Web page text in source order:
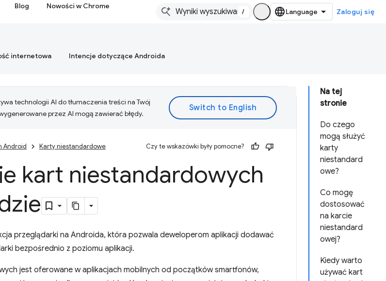
Blog Nowości w Chrome
/ Zaloguj się
internetowa Intencje dotyczące Androida
Na tej
stronie
Do czego
mogą służyć
karty
niestandard
owe?
Co mogę
dostosować
na karcie
niestandard
owej?
Kiedy warto
używać kart
technologii AI do tłumaczenia treści na Twój
przez AI mogą zawierać błędy.
Android Karty niestandardowe Czy te wskazówki były pomocne?
kart niestandardowych
przeglądarki na Androida, która pozwala deweloperom aplikacji dodawać
bezpośrednio z poziomu aplikacji.
jest oferowane w aplikacjach mobilnych od początków smartfonów,